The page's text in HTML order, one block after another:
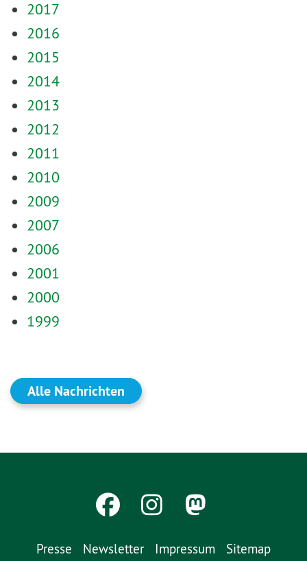
2017
2016
2015
2014
2013
2012
2011
2010
2009
2007
2006
2001
2000
1999
Alle Nachrichten
Presse Newsletter Impressum Sitemap